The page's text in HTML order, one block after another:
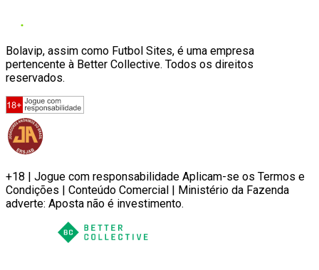
Bolavip, assim como Futbol Sites, é uma empresa
pertencente à Better Collective. Todos os direitos
reservados.
+18 | Jogue com responsabilidade Aplicam-se os Termos e
Condições | Conteúdo Comercial | Ministério da Fazenda
adverte: Aposta não é investimento.